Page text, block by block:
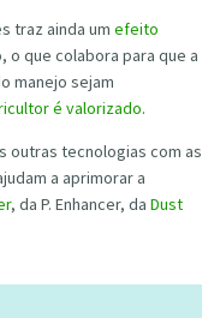
traz ainda um efeito
o que colabora para que a
manejo sejam
é valorizado.
outras tecnologias com as
a aprimorar a
, da P. Enhancer, da Dust